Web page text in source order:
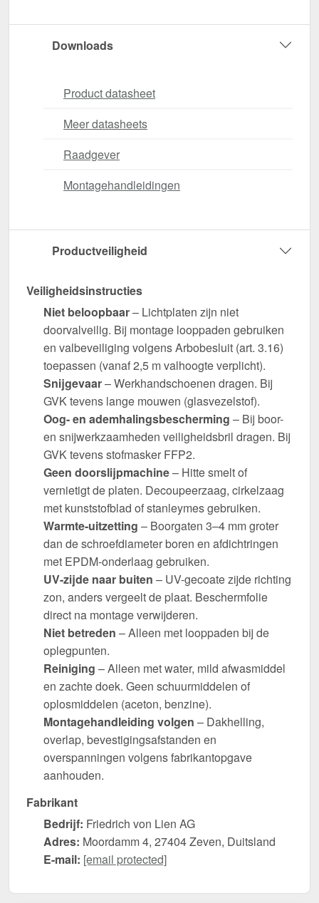
Downloads
Product datasheet
Meer datasheets
Raadgever
Montagehandleidingen
Productveiligheid
Veiligheidsinstructies
Niet beloopbaar– Lichtplaten zijn niet
doorvalveilig. Bij montage looppaden gebruiken
en valbeveiliging volgens Arbobesluit (art. 3.16)
toepassen (vanaf 2,5 m valhoogte verplicht).
Snijgevaar– Werkhandschoenen dragen. Bij
GVK tevens lange mouwen (glasvezelstof).
Oog- en ademhalingsbescherming – Bij boor-
en snijwerkzaamheden veiligheidsbril dragen. Bij
GVK tevens stofmasker FFP2.
Geen doorslijpmachine– Hitte smelt of
vernietigt de platen. Decoupeerzaag, cirkelzaag
met kunststofblad of stanleymes gebruiken.
Warmte-uitzetting – Boorgaten 3–4 mm groter
dan de schroefdiameter boren en afdichtringen
met EPDM-onderlaag gebruiken.
UV-zijde naar buiten – UV-gecoate zijde richting
zon, anders vergeelt de plaat. Beschermfolie
direct na montage verwijderen.
Niet betreden – Alleen met looppaden bij de
oplegpunten.
Reiniging – Alleen met water, mild afwasmiddel
en zachte doek. Geen schuurmiddelen of
oplosmiddelen (aceton, benzine).
Montagehandleiding volgen – Dakhelling,
overlap, bevestigingsafstanden en
overspanningen volgens fabrikantopgave
aanhouden.
Fabrikant
Bedrijf: Friedrich von Lien AG
Adres: Moordamm 4, 27404 Zeven, Duitsland
E-mail: [email protected]